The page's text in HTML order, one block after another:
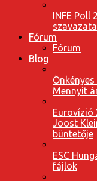
INFE Poll
Fórum
Fórum
Blog
Mennyit
Eurovízió
Joost
büntetője
ESC
fájlok